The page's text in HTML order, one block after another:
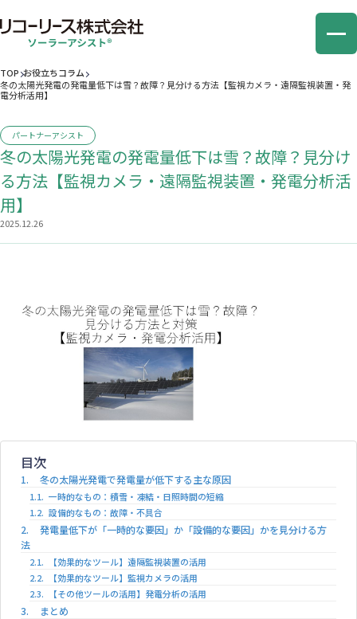
オペレーションアシスト
パートナーアシスト
売却アシスト
環境価値アシスト
0120-982-816
平日9:00-17:00(携帯電話からもOK)
TOP お役立ちコラム
冬の太陽光発電の発電量低下は雪？故障？見分ける方法【監視カメラ・遠隔監視装置・発
電分析活用】
パートナーアシスト
冬の太陽光発電の発電量低下は雪？故障？見分け
る方法【監視カメラ・遠隔監視装置・発電分析活
用】
2025.12.26
目次
冬の太陽光発電で発電量が低下する主な原因
一時的なもの：積雪・凍結・日照時間の短縮
設備的なもの：故障・不具合
発電量低下が「一時的な要因」か「設備的な要因」かを見分ける方
法
【効果的なツール】遠隔監視装置の活用
【効果的なツール】監視カメラの活用
【その他ツールの活用】発電分析の活用
まとめ